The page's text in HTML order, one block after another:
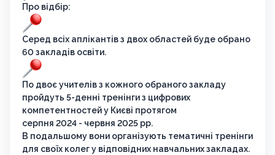
Про відбір:
Серед всіх аплікантів з двох областей буде обрано
60 закладів освіти.
По двоє учителів з кожного обраного закладу
пройдуть 5-денні тренінги з цифрових
компетентностей у Києві протягом
серпня 2024 - червня 2025 рр.
В подальшому вони організують тематичні тренінги
для своїх колег у відповідних навчальних закладах.